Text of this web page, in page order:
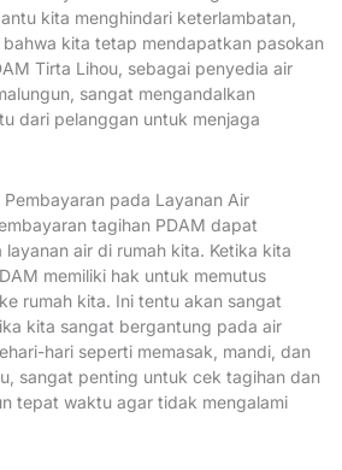
kita menghindari keterlambatan,
kita tetap mendapatkan pasokan
Tirta Lihou, sebagai penyedia air
sangat mengandalkan
dari pelanggan untuk menjaga
pada Layanan Air
tagihan PDAM dapat
air di rumah kita. Ketika kita
memiliki hak untuk memutus
rumah kita. Ini tentu akan sangat
kita sangat bergantung pada air
hari seperti memasak, mandi, dan
sangat penting untuk cek tagihan dan
tepat waktu agar tidak mengalami